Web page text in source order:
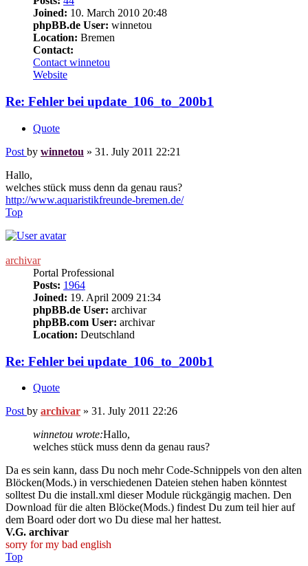
Joined: 10. March 2010 20:48
phpBB.de User: winnetou
Location: Bremen
Contact:
Contact winnetou
Website
Re: Fehler bei update_106_to_200b1
Quote
Post by winnetou » 31. July 2011 22:21
Hallo,
welches stück muss denn da genau raus?
http://www.aquaristikfreunde-bremen.de/
Top
archivar
Portal Professional
Posts: 1964
Joined: 19. April 2009 21:34
phpBB.de User: archivar
phpBB.com User: archivar
Location: Deutschland
Re: Fehler bei update_106_to_200b1
Quote
Post by archivar » 31. July 2011 22:26
winnetou wrote:Hallo,
welches stück muss denn da genau raus?
Da es sein kann, dass Du noch mehr Code-Schnippels von den alten
Blöcken(Mods.) in verschiedenen Dateien stehen haben könntest
solltest Du die install.xml dieser Module rückgängig machen. Den
Download für die alten Blöcke(Mods.) findest Du zum teil hier auf
dem Board oder dort wo Du diese mal her hattest.
V.G. archivar
sorry for my bad english
Top